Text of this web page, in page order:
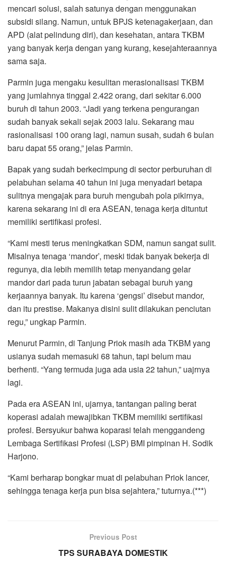
mencari solusi, salah satunya dengan menggunakan
subsidi silang. Namun, untuk BPJS ketenagakerjaan, dan
APD (alat pelindung diri), dan kesehatan, antara TKBM
yang banyak kerja dengan yang kurang, kesejahteraannya
sama saja.
Parmin juga mengaku kesulitan merasionalisasi TKBM
yang jumlahnya tinggal 2.422 orang, dari sekitar 6.000
buruh di tahun 2003. “Jadi yang terkena pengurangan
sudah banyak sekali sejak 2003 lalu. Sekarang mau
rasionalisasi 100 orang lagi, namun susah, sudah 6 bulan
baru dapat 55 orang,” jelas Parmin.
Bapak yang sudah berkecimpung di sector perburuhan di
pelabuhan selama 40 tahun ini juga menyadari betapa
sulitnya mengajak para buruh mengubah pola pikirnya,
karena sekarang ini di era ASEAN, tenaga kerja dituntut
memiliki sertifikasi profesi.
“Kami mesti terus meningkatkan SDM, namun sangat sulit.
Misalnya tenaga ‘mandor’, meski tidak banyak bekerja di
regunya, dia lebih memilih tetap menyandang gelar
mandor dari pada turun jabatan sebagai buruh yang
kerjaannya banyak. Itu karena ‘gengsi’ disebut mandor,
dan itu prestise. Makanya disini sulit dilakukan penciutan
regu,” ungkap Parmin.
Menurut Parmin, di Tanjung Priok masih ada TKBM yang
usianya sudah memasuki 68 tahun, tapi belum mau
berhenti. “Yang termuda juga ada usia 22 tahun,” uajrnya
lagi.
Pada era ASEAN ini, ujarnya, tantangan paling berat
koperasi adalah mewajibkan TKBM memiliki sertifikasi
profesi. Bersyukur bahwa koparasi telah menggandeng
Lembaga Sertifikasi Profesi (LSP) BMI pimpinan H. Sodik
Harjono.
“Kami berharap bongkar muat di pelabuhan Priok lancer,
sehingga tenaga kerja pun bisa sejahtera,” tuturnya.(***)
Previous Post
TPS SURABAYA DOMESTIK